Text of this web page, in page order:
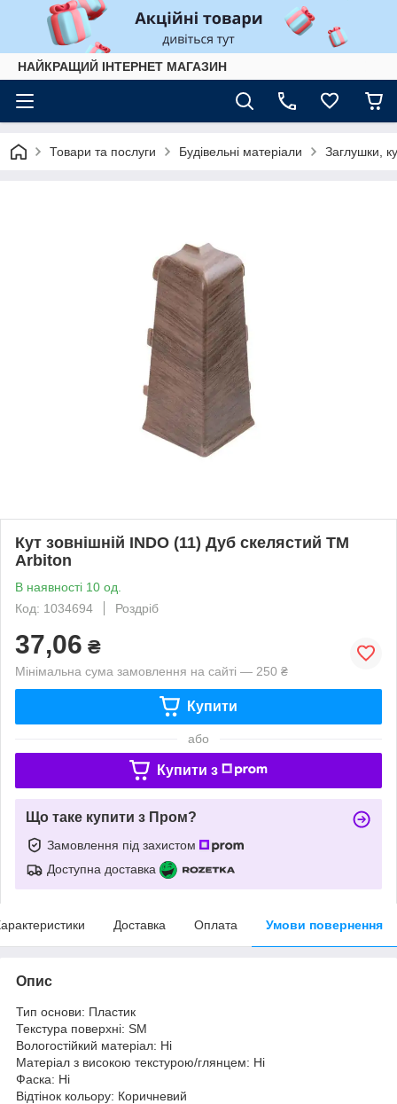
НАЙКРАЩИЙ ІНТЕРНЕТ МАГАЗИН
Товари та послуги Будівельні матеріали Заглушки,
Кут зовнішній INDO (11) Дуб скелястий ТМ
Arbiton
В наявності 10 од.
Код: 1034694
Роздріб
37,06 ₴
Мінімальна сума замовлення на сайті — 250 ₴
Купити
або
Купити з
Що таке купити з Пром?
Замовлення під захистом
Доступна доставка
Доставка Оплата Умови повернення
Опис
Тип основи: Пластик
Текстура поверхні: SM
Вологостійкий матеріал: Ні
Матеріал з високою текстурою/глянцем: Ні
Фаска: Ні
Відтінок кольору: Коричневий